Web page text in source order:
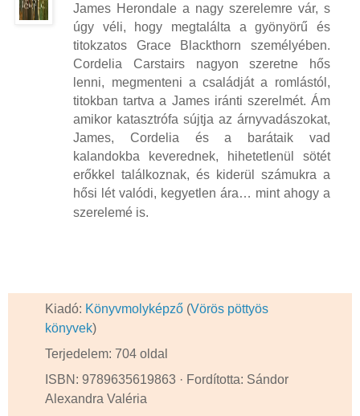
James Herondale a nagy szerelemre vár, s
úgy véli, hogy megtalálta a gyönyörű és
titokzatos Grace Blackthorn személyében.
Cordelia Carstairs nagyon szeretne hős
lenni, megmenteni a családját a romlástól,
titokban tartva a James iránti szerelmét. Ám
amikor katasztrófa sújtja az árnyvadászokat,
James, Cordelia és a barátaik vad
kalandokba keverednek, hihetetlenül sötét
erőkkel találkoznak, és kiderül számukra a
hősi lét valódi, kegyetlen ára… mint ahogy a
szerelemé is.
Kiadó: Könyvmolyképző (Vörös pöttyös
könyvek)
Terjedelem: 704 oldal
ISBN: 9789635619863 · Fordította: Sándor
Alexandra Valéria